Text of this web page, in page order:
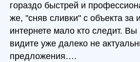
гораздо быстрей и
же, "сняв сливки" с объекта
интернете мало кто следит. Вы
видите уже далеко не
предложения….